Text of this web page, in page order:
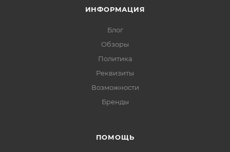
ИНФОРМАЦИЯ
Блог
Обзоры
Политика
Реквизиты
Возможности
Бренды
ПОМОЩЬ